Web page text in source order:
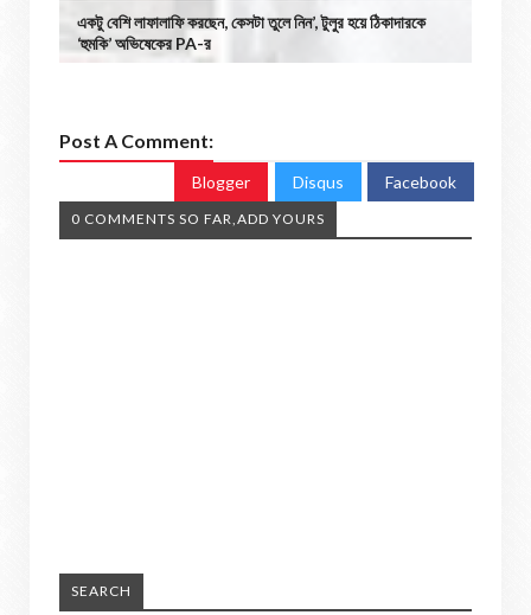
একটু বেশি লাফালাফি করছেন, কেসটা তুলে নিন’, টুলুর হয়ে ঠিকাদারকে
‘হুমকি’ অভিষেকের PA-র
Post A Comment:
Blogger Disqus Facebook
0 COMMENTS SO FAR,ADD YOURS
SEARCH